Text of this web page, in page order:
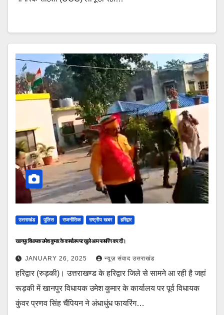
उत्तराखंड पुलिस राजनीतिक राष्ट्रीय खबर हरिद्वार
खानपुर विधायक उमेश कुमार के कार्यालय पर खुले आम फायरिंग कर दी।
JANUARY 26, 2025 न्यूज़ संवाद उत्तराखंड
हरिद्वार (रुड़की)। उत्तराखण्ड के हरिद्वार जिले से सामने आ रही है जहां
रूड़की में खानपुर विधायक उमेश कुमार के कार्यालय पर पूर्व विधायक
कुंवर प्रणव सिंह चैंपियन ने अंधाधुंध फायरिंग…